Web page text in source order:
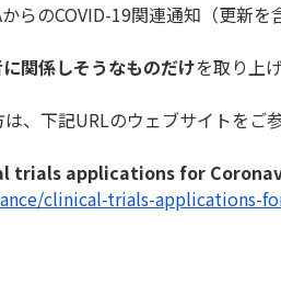
らのCOVID-19関連通知 （更新を
関係しそうなものだけを取り上
、下記URLのウェブサイトをご
trials applications for
clinical-trials-applications-